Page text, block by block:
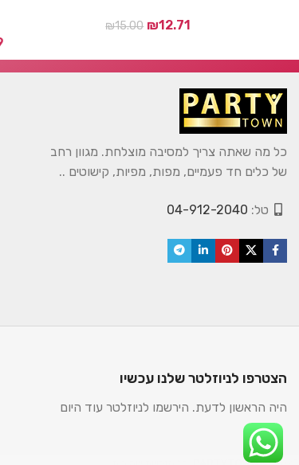
₪15.00 ₪12.71
כל מה שאתה צריך למסיבה מוצלחת. מגוון רחב
של כלים חד פעמיים, מפות, מפיות, קישוטים ..
טל: 04-912-2040
הצטרפו לניוזלטר שלנו עכשיו
היה הראשון לדעת. הירשמו לניוזלטר עוד היום